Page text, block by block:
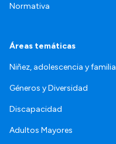
Normativa
Áreas temáticas
Niñez, adolescencia y familia
Géneros y Diversidad
Discapacidad
Adultos Mayores